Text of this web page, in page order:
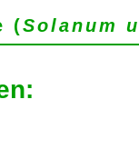
(Solanum